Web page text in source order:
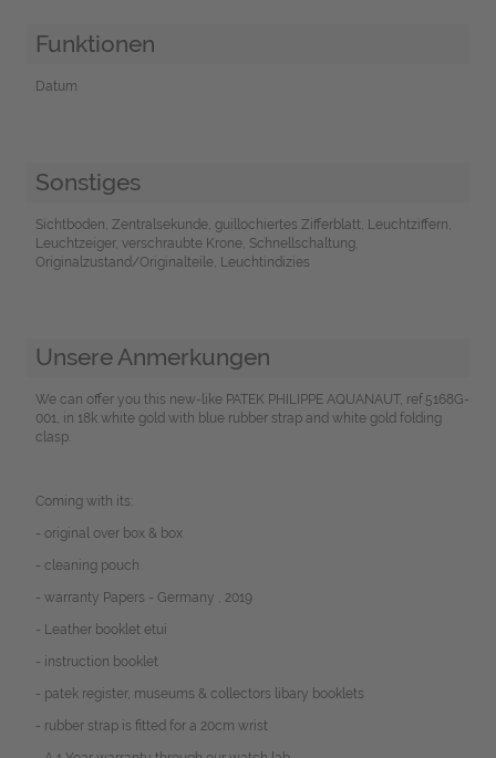
Funktionen
Datum
Sonstiges
Sichtboden, Zentralsekunde, guillochiertes Zifferblatt, Leuchtziffern,
Leuchtzeiger, verschraubte Krone, Schnellschaltung,
Originalzustand/Originalteile, Leuchtindizies
Unsere Anmerkungen
We can offer you this new-like PATEK PHILIPPE AQUANAUT, ref.5168G-
001, in 18k white gold with blue rubber strap and white gold folding
clasp.
Coming with its:
- original over box & box
- cleaning pouch
- warranty Papers - Germany , 2019
- Leather booklet etui
- instruction booklet
- patek register, museums & collectors libary booklets
- rubber strap is fitted for a 20cm wrist